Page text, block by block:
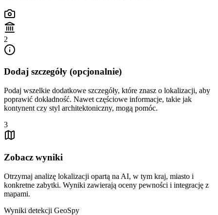
2
Dodaj szczegóły (opcjonalnie)
Podaj wszelkie dodatkowe szczegóły, które znasz o lokalizacji, aby
poprawić dokładność. Nawet częściowe informacje, takie jak
kontynent czy styl architektoniczny, mogą pomóc.
3
Zobacz wyniki
Otrzymaj analizę lokalizacji opartą na AI, w tym kraj, miasto i
konkretne zabytki. Wyniki zawierają oceny pewności i integrację z
mapami.
Wyniki detekcji GeoSpy